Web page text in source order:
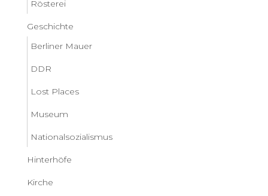
Rösterei
Geschichte
Berliner Mauer
DDR
Lost Places
Museum
Nationalsozialismus
Hinterhöfe
Kirche